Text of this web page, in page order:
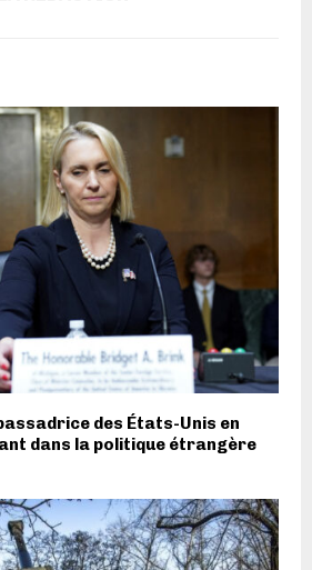
des États-Unis en
dans la politique étrangère